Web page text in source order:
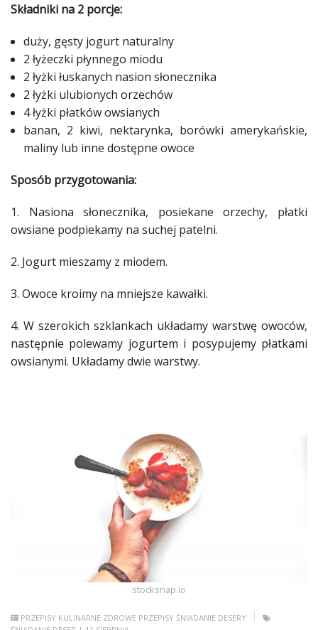
Składniki na 2 porcje:
duży, gęsty jogurt naturalny
2 łyżeczki płynnego miodu
2 łyżki łuskanych nasion słonecznika
2 łyżki ulubionych orzechów
4 łyżki płatków owsianych
banan, 2 kiwi, nektarynka, borówki amerykańskie,
malinylub inne dostępne owoce
Sposób przygotowania:
1. Nasiona słonecznika, posiekane orzechy, płatki
owsiane podpiekamy na suchej patelni.
2. Jogurt mieszamy z miodem.
3. Owoce kroimy na mniejsze kawałki.
4. W szerokich szklankach układamy warstwę owoców,
następnie polewamy jogurtem i posypujemy płatkami
owsianymi. Układamy dwie warstwy.
stocksnap.io
PRZEPISY KULINARNE ZDROWE PRZEPISY ŚNIADANIE DESERY